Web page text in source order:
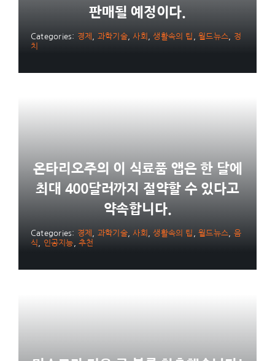
판매될 예정이다.
Categories: 경제 과학기술,사회 ,생활속의 팁 ,월드뉴스
정
치
온타리오주의 이 식료품 앱은 한 달에
최대 400달러까지 절약할 수 있다고
약속합니다.
Categories: 경제 과학기술,사회 ,생활속의 팁 ,월드뉴스
음
식
인공지능 ,추천